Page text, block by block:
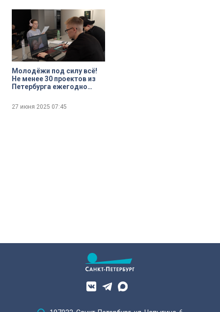
Молодёжи под силу всё!
Не менее 30 проектов из
Петербурга ежегодно
27 июня 2025 07:45